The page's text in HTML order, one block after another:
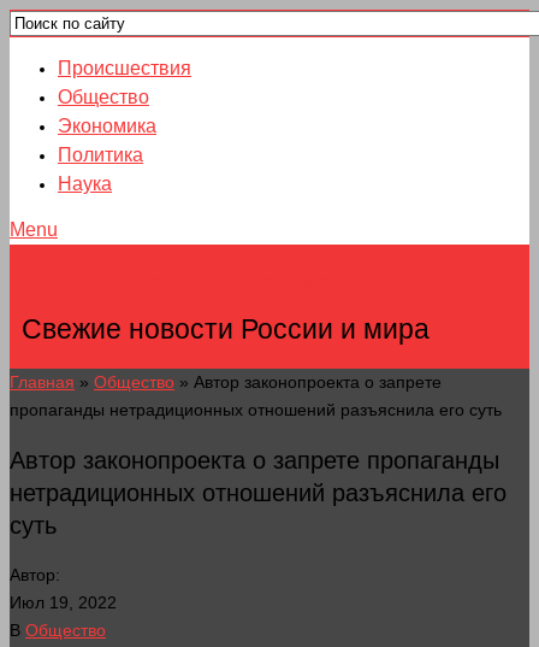
Происшествия
Общество
Экономика
Политика
Наука
Menu
Свежие новости России и мира
Главная » Общество » Автор законопроекта о запрете
пропаганды нетрадиционных отношений разъяснила его суть
Автор законопроекта о запрете пропаганды
нетрадиционных отношений разъяснила его
суть
Автор:
Июл 19, 2022
В Общество